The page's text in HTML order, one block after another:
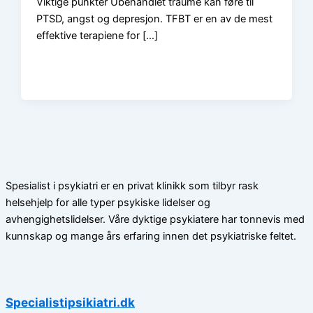
PTSD, angst og depresjon. TFBT er en av de mest
effektive terapiene for […]
Spesialist i psykiatri er en privat klinikk som tilbyr rask
helsehjelp for alle typer psykiske lidelser og
avhengighetslidelser. Våre dyktige psykiatere har tonnevis med
kunnskap og mange års erfaring innen det psykiatriske feltet.
Specialistipsikiatri.dk